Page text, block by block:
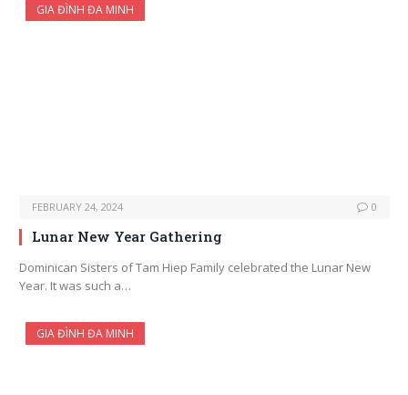
GIA ĐÌNH ĐA MINH
FEBRUARY 24, 2024 0
Lunar New Year Gathering
Dominican Sisters of Tam Hiep Family celebrated the Lunar New
Year. It was such a…
GIA ĐÌNH ĐA MINH